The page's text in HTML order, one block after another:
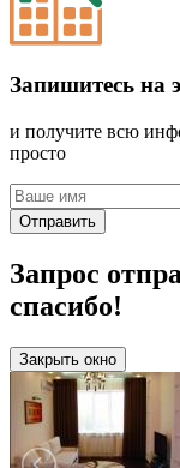
Запишитесь на
и получите всю
просто
Отправить
Запрос
спасибо!
Закрыть окно